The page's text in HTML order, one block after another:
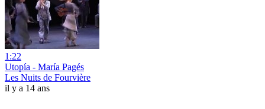
1:22
Utopía - María Pagés
Les Nuits de Fourvière
il y a 14 ans